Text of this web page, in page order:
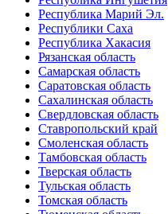
Республика Марий Эл.
Республики Саха
Республика Хакасия
Рязанская область
Самарская область
Саратовская область
Сахалинская область
Свердловская область
Ставропольский край
Смоленская область
Тамбовская область
Тверская область
Тульская область
Томская область